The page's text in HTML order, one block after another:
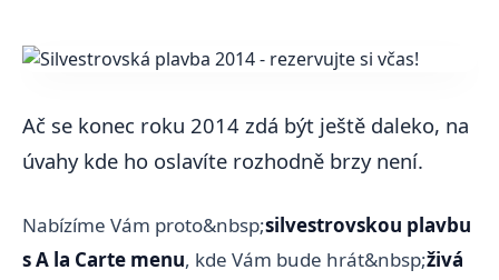
Ač se konec roku 2014 zdá být ještě daleko, na
úvahy kde ho oslavíte rozhodně brzy není.
Nabízíme Vám proto&nbsp;silvestrovskou plavbu
s A la Carte menu, kde Vám bude hrát&nbsp;živá